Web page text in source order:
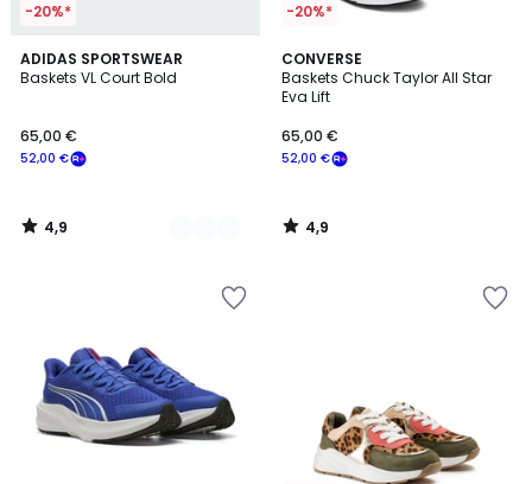
-20%*
ADIDAS SPORTSWEAR
Baskets VL Court Bold
52,00 €
65,00 €
4,9
/ 5
6
Couleurs
4,9
/
-20%*
CONVERSE
Baskets Chuck Taylor All Star
Eva Lift
52,00 €
65,00 €
4,9
/ 5
4,9
/